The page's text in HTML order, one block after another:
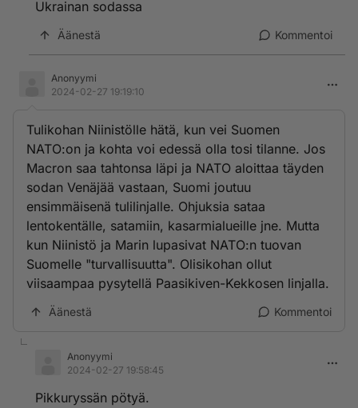
Ukrainan sodassa
Äänestä Kommentoi
Anonyymi
2024-02-27 19:19:10
Tulikohan Niinistölle hätä, kun vei Suomen
NATO:on ja kohta voi edessä olla tosi tilanne. Jos
Macron saa tahtonsa läpi ja NATO aloittaa täyden
sodan Venäjää vastaan, Suomi joutuu
ensimmäisenä tulilinjalle. Ohjuksia sataa
lentokentälle, satamiin, kasarmialueille jne. Mutta
kun Niinistö ja Marin lupasivat NATO:n tuovan
Suomelle "turvallisuutta". Olisikohan ollut
viisaampaa pysytellä Paasikiven-Kekkosen linjalla.
Äänestä Kommentoi
Anonyymi
2024-02-27 19:58:45
Pikkuryssän pötyä.